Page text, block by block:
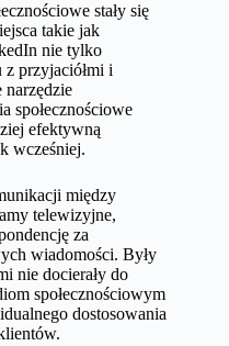
stały się
takie jak
nie tylko
przyjaciółmi i
narzędzie
społecznościowe
efektywną
wcześniej.
między
telewizyjne,
za
wiadomości. Były
nie docierały do
społecznościowym
dostosowania